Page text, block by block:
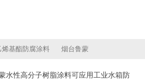
基酯防腐涂料 烟台鲁蒙
水性高分子树脂涂料可应用工业水箱防